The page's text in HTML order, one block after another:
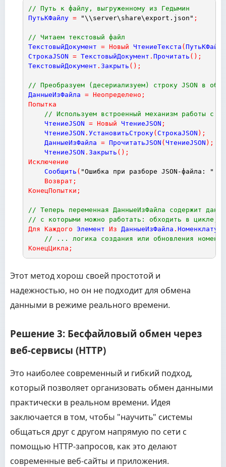
// Путь к файлу, выгруженному из Гедымин
ПутьКФайлу = "\\server\share\export.json" ;
// Читаем текстовый файл
ТекстовыйДокумент = Новый ЧтениеТекста ( ПутьКФайлу
СтрокаJSON = ТекстовыйДокумент . Прочитать ( ) ;
ТекстовыйДокумент . Закрыть ( ) ;
// Преобразуем (десериализуем) строку JSON в
ДанныеИзФайла = Неопределено ;
Попытка
// Используем встроенный механизм работы с
ЧтениеJSON = Новый ЧтениеJSON ;
ЧтениеJSON . УстановитьСтроку( СтрокаJSON ) ;
ДанныеИзФайла = ПрочитатьJSON ( ЧтениеJSON ) ;
ЧтениеJSON . Закрыть ( ) ;
Исключение
Сообщить ( "Ошибка при разборе JSON-файла: "
Возврат ;
КонецПопытки ;
// Теперь переменная ДанныеИзФайла содержит
// с которыми можно работать: обходить в цикле,
Для Каждого Элемент Из ДанныеИзФайла . Номенклатура
// ... логика создания или обновления
КонецЦикла ;
Этот метод хорош своей простотой и
надежностью, но он не подходит для обмена
данными в режиме реального времени.
Решение 3: Бесфайловый обмен через
веб-сервисы (HTTP)
Это наиболее современный и гибкий подход,
который позволяет организовать обмен данными
практически в реальном времени. Идея
заключается в том, чтобы "научить" системы
общаться друг с другом напрямую по сети с
помощью HTTP-запросов, как это делают
современные веб-сайты и приложения.